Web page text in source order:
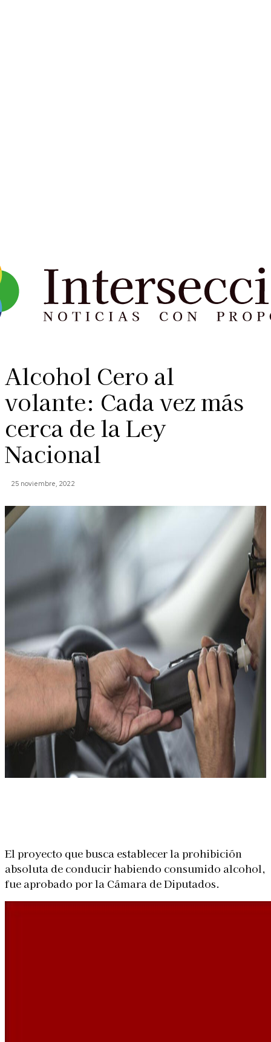
Alcohol Cero al
volante: Cada vez más
cerca de la Ley
Nacional
25 noviembre, 2022
El proyecto que busca establecer la prohibición
absoluta de conducir habiendo consumido alcohol,
fue aprobado por la Cámara de Diputados.